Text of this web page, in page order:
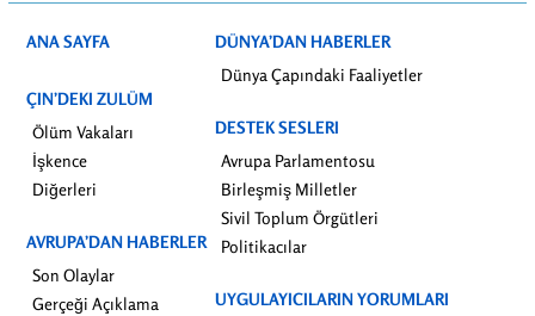
ANA SAYFA
ÇIN’DEKI ZULÜM
Ölüm Vakaları
İşkence
Diğerleri
AVRUPA’DAN HABERLER
Son Olaylar
Gerçeği Açıklama
DÜNYA’DAN HABERLER
Dünya Çapındaki Faaliyetler
DESTEK SESLERI
Avrupa Parlamentosu
Birleşmiş Milletler
Sivil Toplum Örgütleri
Politikacılar
UYGULAYICILARIN YORUMLARI